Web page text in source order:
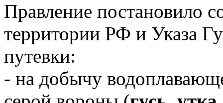
Правление постановило
территории РФ и Указа
путевки:
- на добычу